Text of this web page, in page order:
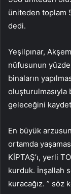
üniteden toplam
dedi.
Yeşilpınar,
nüfusunun
binaların
geleceğini
En büyük
ortamda
KİPTAŞ’ı, yerli
kurduk. İnşallah
kuracağız. ” söz